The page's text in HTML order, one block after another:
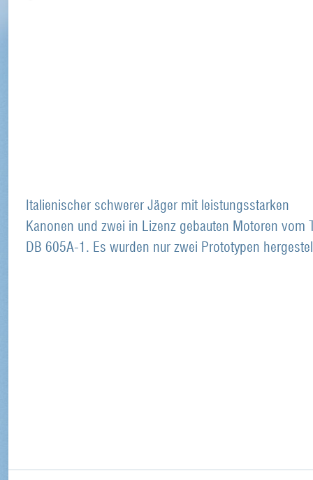
Italienischer schwerer Jäger mit leistungsstarken
Kanonen und zwei in Lizenz gebauten Motoren vom
DB 605A-1. Es wurden nur zwei Prototypen